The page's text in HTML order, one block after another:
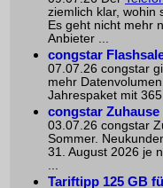
ziemlich klar, wohin
Es geht nicht mehr
Anbieter ...
congstar
07.07.26 congstar
mehr
Jahrespaket mit
congstar
03.07.26 congstar
Sommer.
31. August 2026 je
...
Tariftipp 125 GB